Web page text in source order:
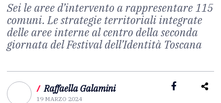
Sei le aree d’intervento a rappresentare 115
comuni. Le strategie territoriali integrate
delle aree interne al centro della seconda
giornata del Festival dell’Identità Toscana
/ Raffaella Galamini
19 MARZO 2024